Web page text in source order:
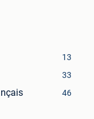
13
33
46